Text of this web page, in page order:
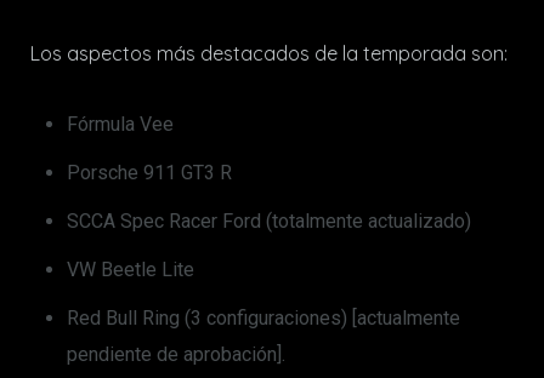
Los aspectos más destacados de la temporada son:
Fórmula Vee
Porsche 911 GT3 R
SCCA Spec Racer Ford (totalmente actualizado)
VW Beetle Lite
Red Bull Ring (3 configuraciones) [actualmente
pendiente de aprobación].